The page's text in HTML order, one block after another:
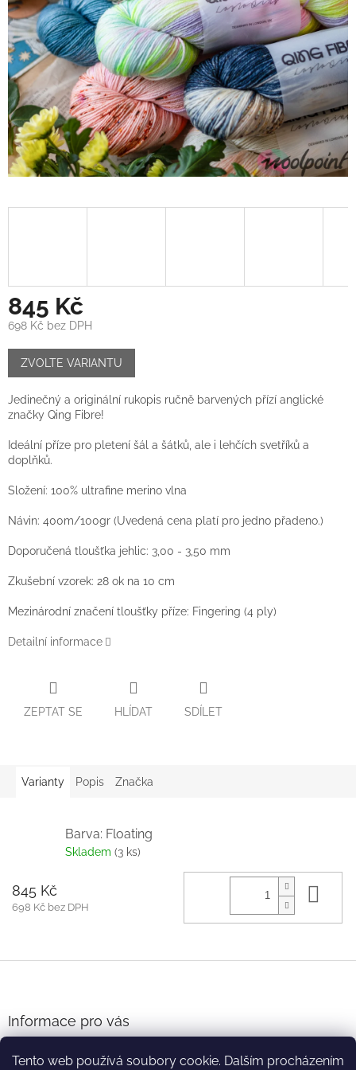
Tento web používá soubory cookie. Dalším procházením
845 Kč
698 Kč bez DPH
Měrná
cena:
ZVOLTE VARIANTU
Jedinečný a originální rukopis ručně barvených přízí anglické
značky Qing Fibre!
Ideální příze pro pletení šál a šátků, ale i lehčích svetříků a
doplňků.
Složení: 100% ultrafine merino vlna
Návin: 400m/100gr (Uvedená cena platí pro jedno přadeno.)
Doporučená tloušťka jehlic: 3,00 - 3,50 mm
Zkušební vzorek: 28 ok na 10 cm
Mezinárodní značení tloušťky příze: Fingering (4 ply)
Detailní informace
ZEPTAT SE HLÍDAT SDÍLET
Varianty Popis Značka
Barva: Floating
Skladem (3 ks)
845 Kč
698 Kč bez DPH
t
Informace pro vás